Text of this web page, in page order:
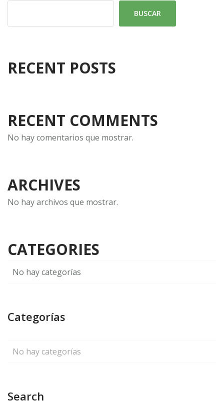
BUSCAR
RECENT POSTS
RECENT COMMENTS
No hay comentarios que mostrar.
ARCHIVES
No hay archivos que mostrar.
CATEGORIES
No hay categorías
Categorías
No hay categorías
Search